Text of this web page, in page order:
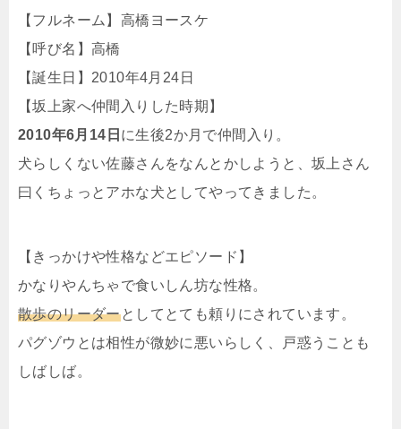
【フルネーム】高橋ヨースケ
【呼び名】高橋
【誕生日】2010年4月24日
【坂上家へ仲間入りした時期】
2010年6月14日 に生後2か月で仲間入り。
犬らしくない佐藤さんをなんとかしようと、坂上さん
曰くちょっとアホな犬としてやってきました。
【きっかけや性格などエピソード】
かなりやんちゃで食いしん坊な性格。
散歩のリーダーとしてとても頼りにされています。
パグゾウとは相性が微妙に悪いらしく、戸惑うことも
しばしば。